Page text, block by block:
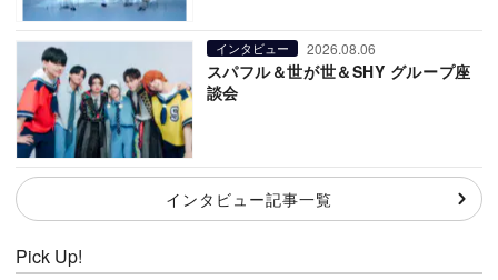
インタビュー 2026.08.06
スパフル＆世が世＆SHY グループ座
談会
インタビュー記事一覧
Pick Up!